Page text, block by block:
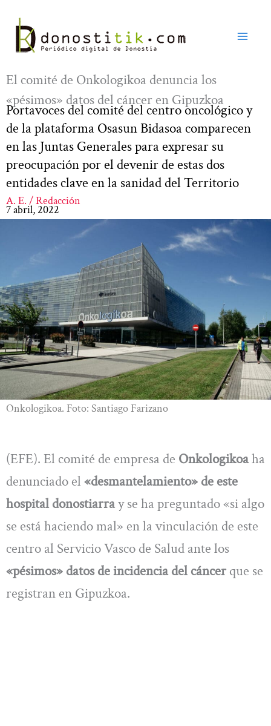
contenido
El comité de Onkologikoa denuncia los
«pésimos» datos del cáncer en Gipuzkoa
Portavoces del comité del centro oncológico y
de la plataforma Osasun Bidasoa comparecen
en las Juntas Generales para expresar su
preocupación por el devenir de estas dos
entidades clave en la sanidad del Territorio
A. E. / Redacción
7 abril, 2022
Onkologikoa. Foto: Santiago Farizano
(EFE). El comité de empresa de Onkologikoaha
denunciado el «desmantelamiento» de este
hospital donostiarray se ha preguntado «si algo
se está haciendo mal» en la vinculación de este
centro al Servicio Vasco de Salud ante los
«pésimos» datos de incidencia del cáncer que se
registran en Gipuzkoa.